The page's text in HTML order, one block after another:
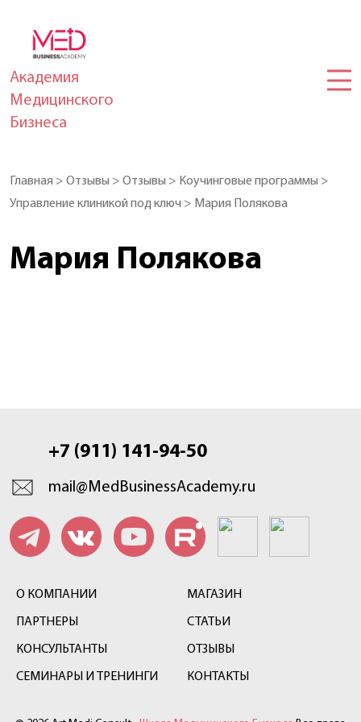
Академия
Медицинского
Бизнеса
Главная > Отзывы > Отзывы > Коучинговые программы >
Управление клиникой под ключ > Мария Полякова
Мария Полякова
+7 (911) 141-94-50
mail@MedBusinessAcademy.ru
О КОМПАНИИ
ПАРТНЕРЫ
КОНСУЛЬТАНТЫ
СЕМИНАРЫ И ТРЕНИНГИ
МАГАЗИН
СТАТЬИ
ОТЗЫВЫ
КОНТАКТЫ